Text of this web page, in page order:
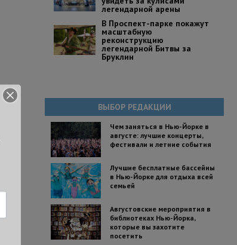
легендарной арены
В Проспект-парке покажут
масштабную
реконструкцию
легендарной Битвы за
Бруклин
ВЫБОР РЕДАКЦИИ
Чем заняться в Нью-Йорке в
августе: лучшие концерты,
фестивали и летние события
Лучшие бесплатные бассейны
в Нью-Йорке для отдыха всей
семьей
Августовские мероприятия в
библиотеках Нью-Йорка,
которые вы захотите
посетить